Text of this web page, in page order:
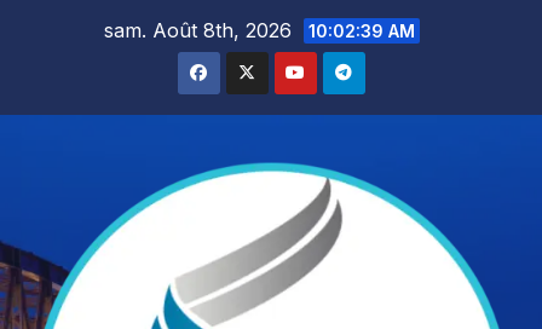
sam. Août 8th, 2026 10:02:41 AM